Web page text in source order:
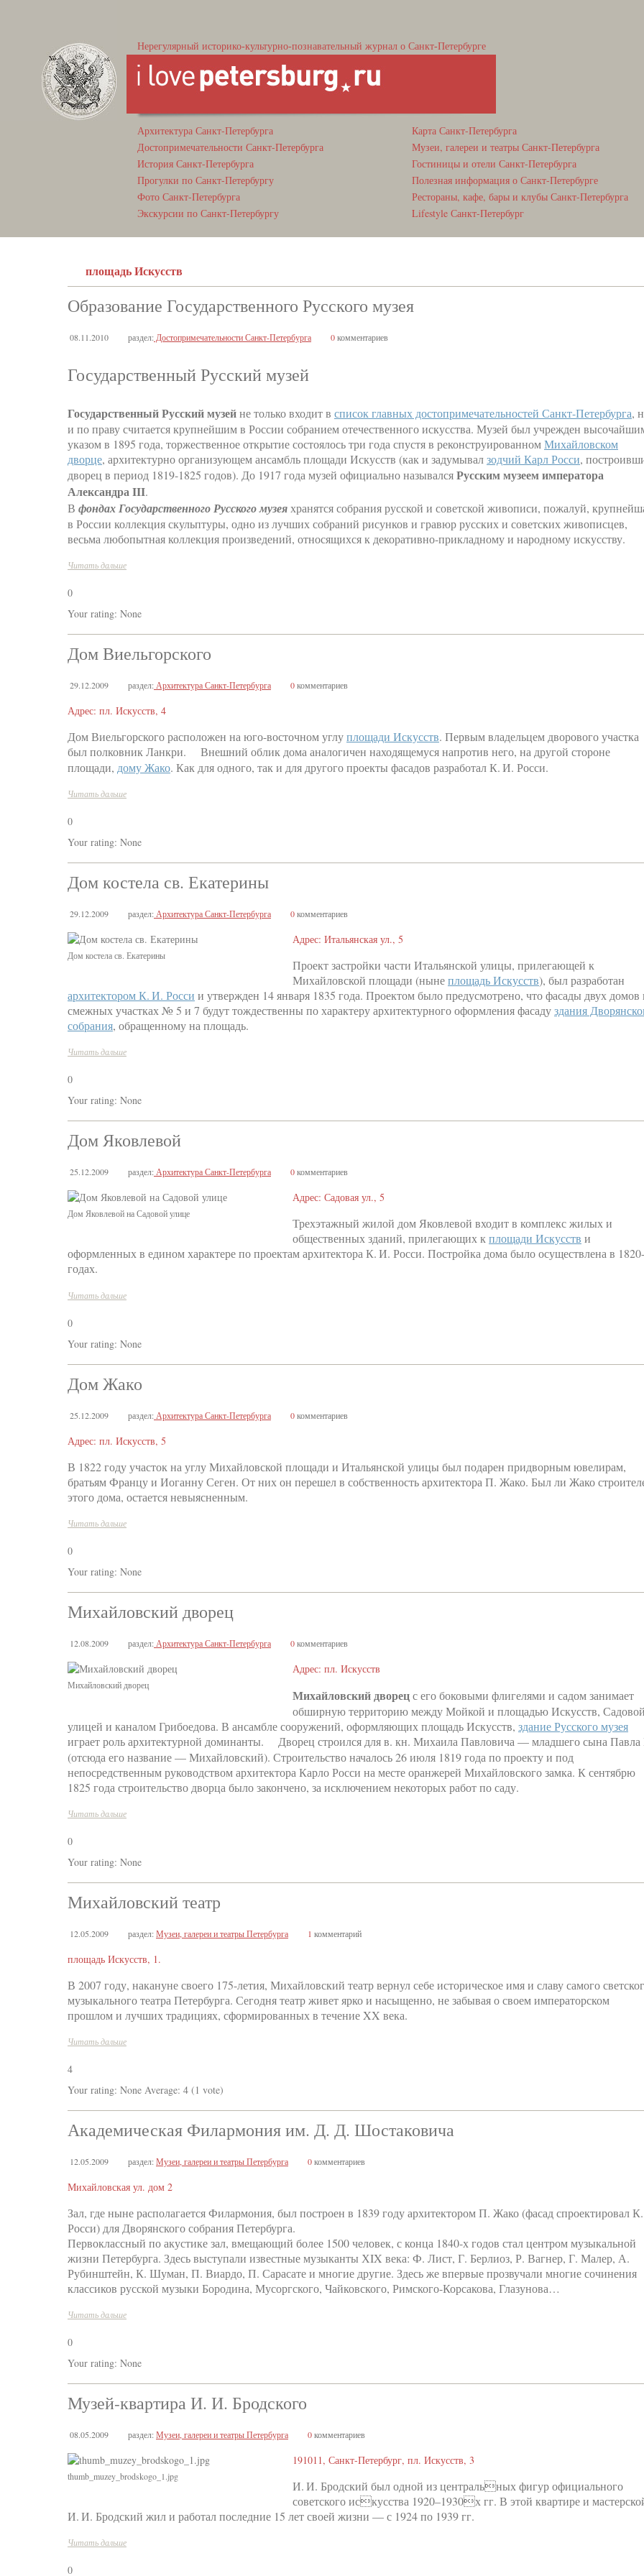
Нерегулярный историко-культурно-познавательный журнал о Санкт-Петербурге
Архитектура Санкт-Петербурга
Достопримечательности Санкт-Петербурга
История Санкт-Петербурга
Прогулки по Санкт-Петербургу
Фото Санкт-Петербурга
Экскурсии по Санкт-Петербургу
Карта Санкт-Петербурга
Музеи, галереи и театры Санкт-Петербурга
Гостиницы и отели Санкт-Петербурга
Полезная информация о Санкт-Петербурге
Рестораны, кафе, бары и клубы Санкт-Петербурга
Lifestyle Санкт-Петербург
площадь Искусств
Образование Государственного Русского музея
08.11.2010 раздел: Достопримечательности Санкт-Петербурга 0комментариев
Государственный Русский музей
Государственный Русский музейне только входит в список главных достопримечательностей Санкт-Петербурга,
и по праву считается крупнейшим в России собранием отечественного искусства. Музей был учрежден
указом в 1895 года, торжественное открытие состоялось три года спустя в реконструированномМихайловском
дворце, архитектурно организующем ансамбль площади Искусств (как и задумывалзодчий Карл Росси,
дворец в период 1819-1825 годов). До 1917 года музей официально называлсяРусским музеем императора
Александра III.
В фондах Государственного Русского музеяхранятся собрания русской и советской живописи, пожалуй,
в России коллекция скульптуры, одно из лучших собраний рисунков и гравюр русских и советских живописцев,
весьма любопытная коллекция произведений, относящихся к декоративно-прикладному и народному искусству.
Читать дальше
0
Your rating: None
Дом Виельгорского
29.12.2009 раздел: Архитектура Санкт-Петербурга 0комментариев
Адрес: пл. Искусств, 4
Дом Виельгорского расположен на юго-восточном углуплощади Искусств. Первым владельцем дворового участка
был полковник Ланкри. Внешний облик дома аналогичен находящемуся напротив него, на другой стороне
площади, дому Жако. Как для одного, так и для другого проекты фасадов разработал К. И. Росси.
Читать дальше
0
Your rating: None
Дом костела св. Екатерины
29.12.2009 раздел: Архитектура Санкт-Петербурга 0комментариев
Дом костела св. Екатерины
Адрес: Итальянская ул., 5
Проект застройки части Итальянской улицы, прилегающей к
Михайловской площади (нынеплощадь Искусств), был разработан
архитектором К. И. Росси и утвержден 14 января 1835 года. Проектом было предусмотрено, что фасады двух домов
смежных участках № 5 и 7 будут тождественны по характеру архитектурного оформления фасадуздания
собрания, обращенному на площадь.
Читать дальше
0
Your rating: None
Дом Яковлевой
25.12.2009 раздел: Архитектура Санкт-Петербурга 0комментариев
Дом Яковлевой на Садовой улице
Адрес: Садовая ул., 5
Трехэтажный жилой дом Яковлевой входит в комплекс жилых и
общественных зданий, прилегающих к площади Искусств и
оформленных в едином характере по проектам архитектора К. И. Росси. Постройка дома было осуществлена в
годах.
Читать дальше
0
Your rating: None
Дом Жако
25.12.2009 раздел: Архитектура Санкт-Петербурга 0комментариев
Адрес: пл. Искусств, 5
В 1822 году участок на углу Михайловской площади и Итальянской улицы был подарен придворным ювелирам,
братьям Францу и Иоганну Сеген. От них он перешел в собственность архитектора П. Жако. Был ли Жако
этого дома, остается невыясненным.
Читать дальше
0
Your rating: None
Михайловский дворец
12.08.2009 раздел: Архитектура Санкт-Петербурга 0комментариев
Михайловский дворец
Адрес: пл. Искусств
Михайловский дворецс его боковыми флигелями и садом занимает
обширную территорию между Мойкой и площадью Искусств,
улицей и каналом Грибоедова. В ансамбле сооружений, оформляющих площадь Искусств, здание Русского музея
играет роль архитектурной доминанты. Дворец строился для в. кн. Михаила Павловича — младшего сына Павла
(отсюда его название — Михайловский). Строительство началось 26 июля 1819 года по проекту и под
непосредственным руководством архитектора Карло Росси на месте оранжерей Михайловского замка. К сентябрю
1825 года строительство дворца было закончено, за исключением некоторых работ по саду.
Читать дальше
0
Your rating: None
Михайловский театр
12.05.2009 раздел:Музеи, галереи и театры Петербурга 1 комментарий
площадь Искусств, 1.
В 2007 году, накануне своего 175-летия, Михайловский театр вернул себе историческое имя и славу самого
музыкального театра Петербурга. Сегодня театр живет ярко и насыщенно, не забывая о своем императорском
прошлом и лучших традициях, сформированных в течение XX века.
Читать дальше
4
Your rating: None Average: 4 (1 vote)
Академическая Филармония им. Д. Д. Шостаковича
12.05.2009 раздел:Музеи, галереи и театры Петербурга 0комментариев
Михайловская ул. дом 2
Зал, где ныне располагается Филармония, был построен в 1839 году архитектором П. Жако (фасад спроектировал К.
Росси) для Дворянского собрания Петербурга.
Первоклассный по акустике зал, вмещающий более 1500 человек, с конца 1840-х годов стал центром музыкальной
жизни Петербурга. Здесь выступали известные музыканты ХIX века: Ф. Лист, Г. Берлиоз, Р. Вагнер, Г. Малер, А.
Рубинштейн, К. Шуман, П. Виардо, П. Сарасате и многие другие. Здесь же впервые прозвучали многие сочинения
классиков русской музыки Бородина, Мусоргского, Чайковского, Римского-Корсакова, Глазунова…
Читать дальше
0
Your rating: None
Музей-квартира И. И. Бродского
08.05.2009 раздел:Музеи, галереи и театры Петербурга 0комментариев
thumb_muzey_brodskogo_1.jpg
191011, Санкт-Петербург, пл. Искусств, 3
И. И. Бродский был одной из центральных фигур официального
советского искусства 1920–1930х гг. В этой квартире и
И. И. Бродский жил и работал последние 15 лет своей жизни — с 1924 по 1939 гг.
Читать дальше
0